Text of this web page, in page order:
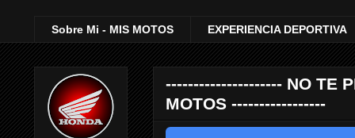
Sobre Mi - MIS MOTOS EXPERIENCIA DEPORTIVA
--------------------- NO TE
MOTOS -----------------